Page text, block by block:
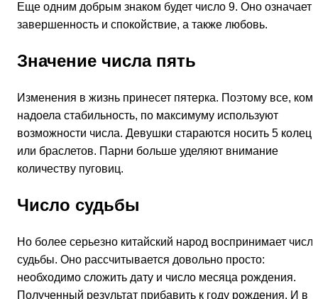
Еще одним добрым знаком будет число 9. Оно означает
завершенность и спокойствие, а также любовь.
Значение числа пять
Изменения в жизнь принесет пятерка. Поэтому все, кому
надоела стабильность, по максимуму используют
возможности числа. Девушки стараются носить 5 колец
или браслетов. Парни больше уделяют внимание
количеству пуговиц.
Число судьбы
Но более серьезно китайский народ воспринимает
судьбы. Оно рассчитывается довольно просто:
необходимо сложить дату и число месяца рождения.
Полученный результат прибавить к году рождения. И в